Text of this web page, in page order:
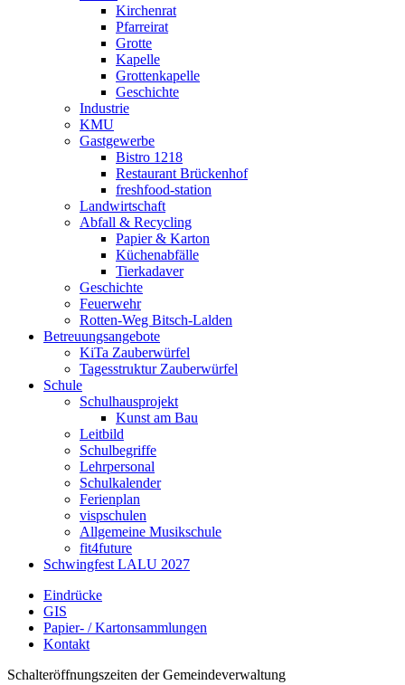
Kirchenrat
Pfarreirat
Grotte
Kapelle
Grottenkapelle
Geschichte
Industrie
KMU
Gastgewerbe
Bistro 1218
Restaurant Brückenhof
freshfood-station
Landwirtschaft
Abfall & Recycling
Papier & Karton
Küchenabfälle
Tierkadaver
Geschichte
Feuerwehr
Rotten-Weg Bitsch-Lalden
Betreuungsangebote
KiTa Zauberwürfel
Tagesstruktur Zauberwürfel
Schule
Schulhausprojekt
Kunst am Bau
Leitbild
Schulbegriffe
Lehrpersonal
Schulkalender
Ferienplan
vispschulen
Allgemeine Musikschule
fit4future
Schwingfest LALU 2027
Eindrücke
GIS
Papier- / Kartonsammlungen
Kontakt
Schalteröffnungszeiten der Gemeindeverwaltung